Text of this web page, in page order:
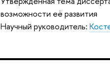
возможности её развития
Научный руководитель: